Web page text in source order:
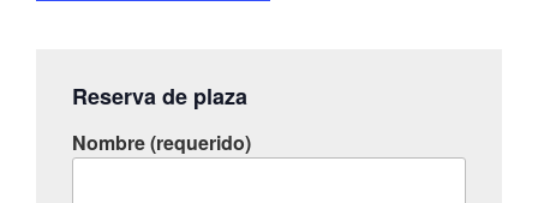
Reserva de plaza
Nombre (requerido)